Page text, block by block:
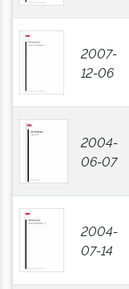
2007-
12-06
2004-
06-07
2004-
07-14